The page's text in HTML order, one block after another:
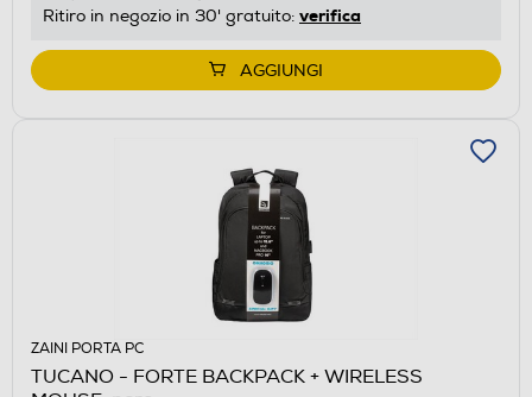
Ritiro in negozio in 30' gratuito: verifica
AGGIUNGI
ZAINI PORTA PC
TUCANO - FORTE BACKPACK + WIRELESS